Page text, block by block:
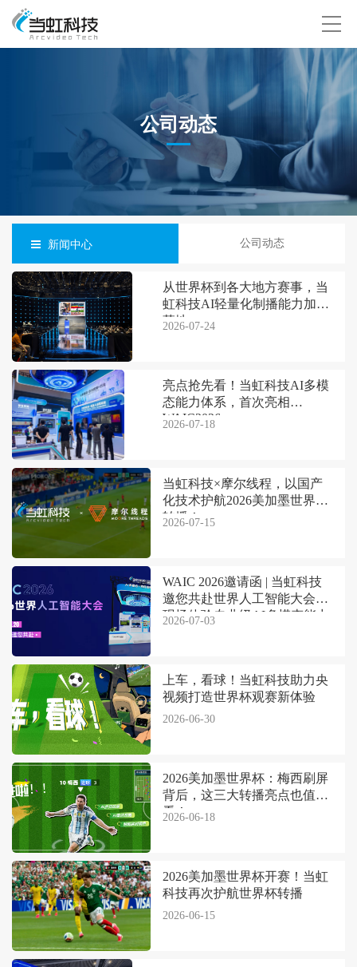
公司动态
新闻中心 公司动态
从世界杯到各大地方赛事，当
虹科技AI轻量化制播能力加速
落地
2026-07-24
亮点抢先看！当虹科技AI多模
态能力体系，首次亮相
WAIC2026
2026-07-18
当虹科技×摩尔线程，以国产
化技术护航2026美加墨世界杯
转播！
2026-07-15
WAIC 2026邀请函 | 当虹科技
邀您共赴世界人工智能大会，
现场体验专业级AI多模态能力
2026-07-03
上车，看球！当虹科技助力央
视频打造世界杯观赛新体验
2026-06-30
2026美加墨世界杯：梅西刷屏
背后，这三大转播亮点也值得
看！
2026-06-18
2026美加墨世界杯开赛！当虹
科技再次护航世界杯转播
2026-06-15